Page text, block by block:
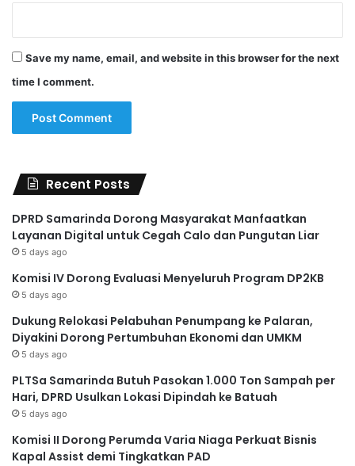
Save my name, email, and website in this browser for the next
time I comment.
Recent Posts
DPRD Samarinda Dorong Masyarakat Manfaatkan
Layanan Digital untuk Cegah Calo dan Pungutan Liar
5 days ago
Komisi IV Dorong Evaluasi Menyeluruh Program DP2KB
5 days ago
Dukung Relokasi Pelabuhan Penumpang ke Palaran,
Diyakini Dorong Pertumbuhan Ekonomi dan UMKM
5 days ago
PLTSa Samarinda Butuh Pasokan 1.000 Ton Sampah per
Hari, DPRD Usulkan Lokasi Dipindah ke Batuah
5 days ago
Komisi II Dorong Perumda Varia Niaga Perkuat Bisnis
Kapal Assist demi Tingkatkan PAD